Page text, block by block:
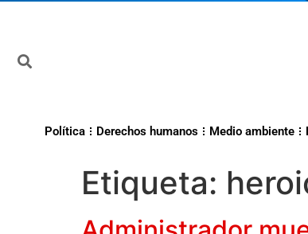
Política Derechos humanos Medio ambiente
Etiqueta: